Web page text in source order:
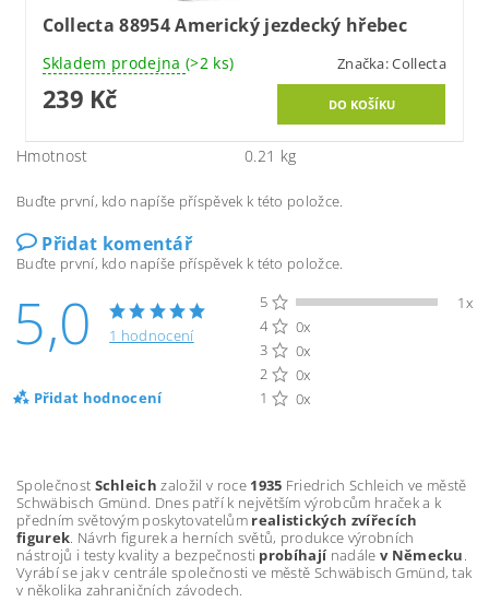
Collecta 88954 Americký jezdecký hřebec
Skladem prodejna (>2 ks) Značka:Collecta
239 Kč
Hmotnost 0.21 kg
Buďte první, kdo napíše příspěvek k této položce.
Přidat komentář
Buďte první, kdo napíše příspěvek k této položce.
5,0 1 hodnocení
Přidat hodnocení
5
1x
4
0x
3
0x
2
0x
1
0x
Společnost Schleich založil v roce 1935 Friedrich Schleich ve městě
Schwäbisch Gmünd. Dnes patří k největším výrobcům hraček a k
předním světovým poskytovatelům realistických zvířecích
figurek. Návrh figurek a herních světů, produkce výrobních
nástrojů i testy kvality a bezpečnosti probíhajínadále v Německu.
Vyrábí se jak v centrále společnosti ve městě Schwäbisch Gmünd, tak
v několika zahraničních závodech.